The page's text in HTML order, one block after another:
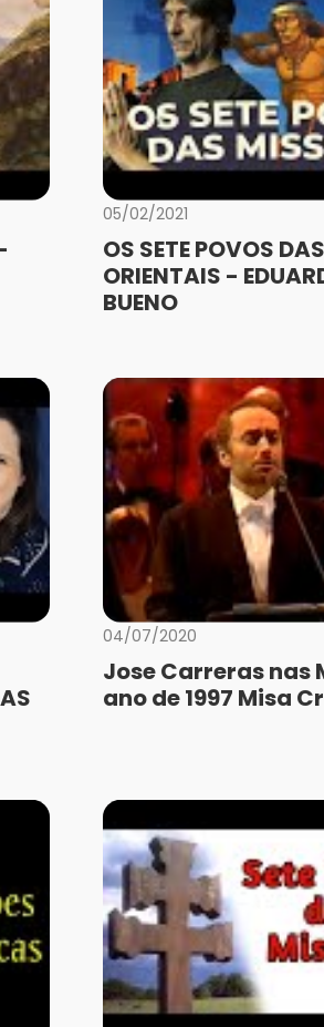
05/02/2021
OS SETE POVOS
ORIENTAIS -
BUENO
04/07/2020
Jose Carreras nas
ano de 1997 Misa